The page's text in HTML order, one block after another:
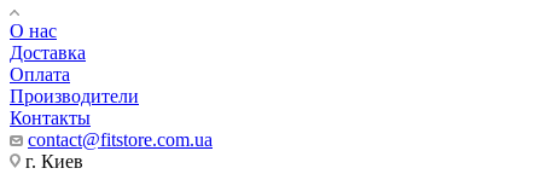
О нас
Доставка
Оплата
Производители
Контакты
contact@fitstore.com.ua
г. Киев